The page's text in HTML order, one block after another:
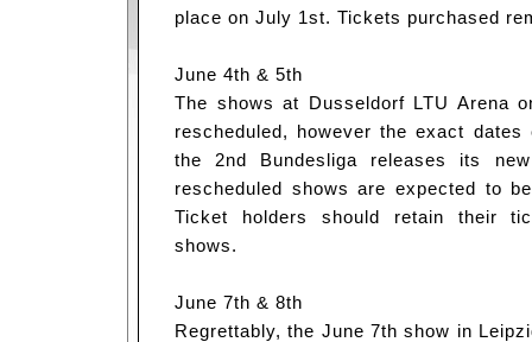
place on July 1st. Tickets purchased
June 4th & 5th
The shows at Dusseldorf LTU Arena
rescheduled, however the exact
the 2nd Bundesliga releases its
rescheduled shows are expected to
Ticket holders should retain their
shows.
June 7th & 8th
Regrettably, the June 7th show in